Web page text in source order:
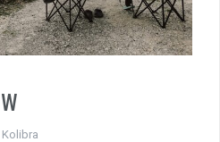
Kolibra